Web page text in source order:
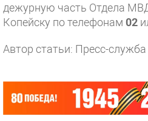
дежурную часть Отдела
Копейску по телефонам 02
Автор статьи: Пресс-